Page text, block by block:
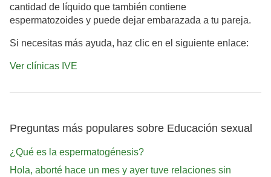
cantidad de líquido que también contiene
espermatozoides y puede dejar embarazada a tu pareja.
Si necesitas más ayuda, haz clic en el siguiente enlace:
Ver clínicas IVE
Preguntas más populares sobre Educación sexual
¿Qué es la espermatogénesis?
Hola, aborté hace un mes y ayer tuve relaciones sin